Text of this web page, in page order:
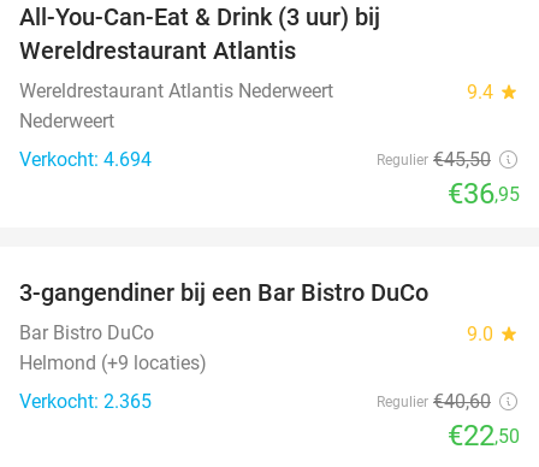
All-You-Can-Eat & Drink (3 uur) bij
Wereldrestaurant Atlantis
Wereldrestaurant Atlantis Nederweert 9.4 star
Nederweert
Verkocht: 4.694
Regulier €45,50
€36,95
3-gangendiner bij een Bar Bistro DuCo
Bar Bistro DuCo 9.0 star
Helmond (+9 locaties)
Verkocht: 2.365
Regulier €40,60
€22,50